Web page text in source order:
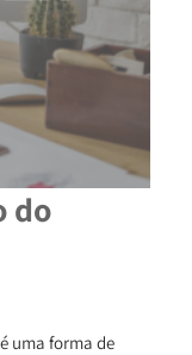
do
uma forma de